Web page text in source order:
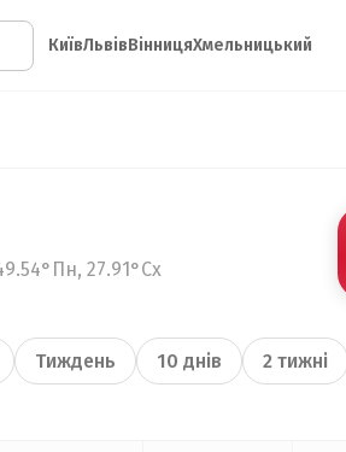
КиївЛьвівВінницяХмельницький
27.91°Сх
Тиждень 10 днів 2 тижні